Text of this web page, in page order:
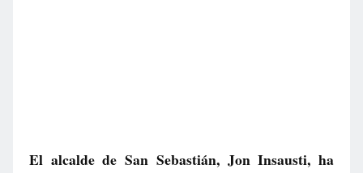
El alcalde de San Sebastián, Jon Insausti, ha